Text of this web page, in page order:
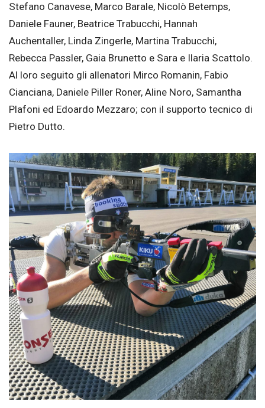
Stefano Canavese, Marco Barale, Nicolò Betemps,
Daniele Fauner, Beatrice Trabucchi, Hannah
Auchentaller, Linda Zingerle, Martina Trabucchi,
Rebecca Passler, Gaia Brunetto e Sara e Ilaria Scattolo.
Al loro seguito gli allenatori Mirco Romanin, Fabio
Cianciana, Daniele Piller Roner, Aline Noro, Samantha
Plafoni ed Edoardo Mezzaro; con il supporto tecnico di
Pietro Dutto.